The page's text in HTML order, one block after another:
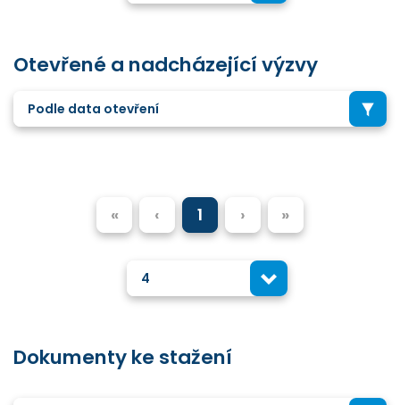
Otevřené a nadcházející výzvy
Podle data otevření
« ‹ 1 › »
4
Dokumenty ke stažení